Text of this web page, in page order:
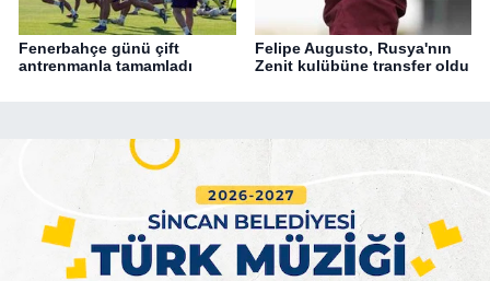
Fenerbahçe günü çift
antrenmanla tamamladı
Felipe Augusto, Rusya'nın
Zenit kulübüne transfer oldu